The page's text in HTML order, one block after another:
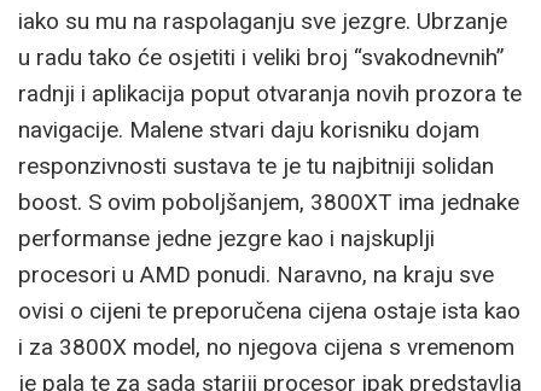
iako su mu na raspolaganju sve jezgre. Ubrzanje
u radu tako će osjetiti i veliki broj “svakodnevnih”
radnji i aplikacija poput otvaranja novih prozora te
navigacije. Malene stvari daju korisniku dojam
responzivnosti sustava te je tu najbitniji solidan
boost. S ovim poboljšanjem, 3800XT ima jednake
performanse jedne jezgre kao i najskuplji
procesori u AMD ponudi. Naravno, na kraju sve
ovisi o cijeni te preporučena cijena ostaje ista kao
i za 3800X model, no njegova cijena s vremenom
je pala te za sada stariji procesor ipak predstavlja